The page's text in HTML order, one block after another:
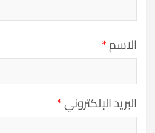
الاسم*
البريد الإلكتروني*